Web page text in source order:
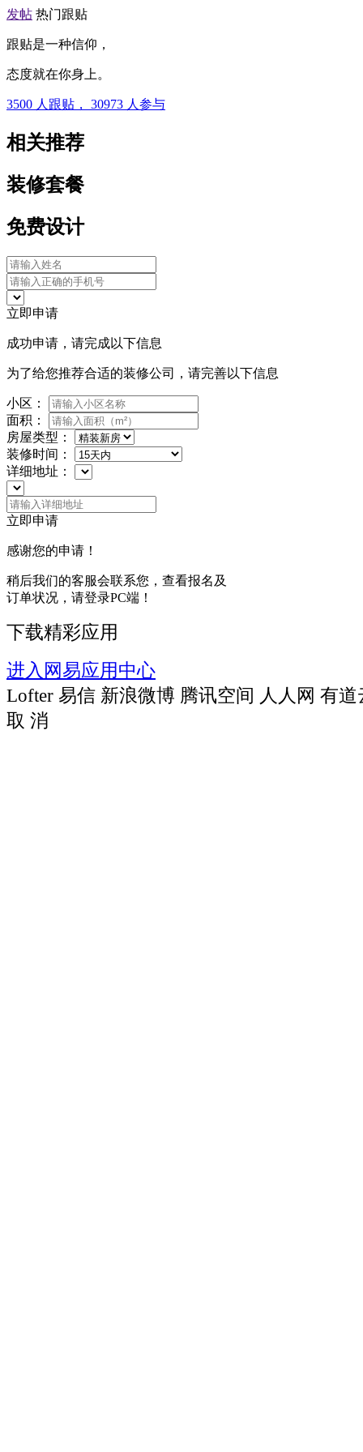
发帖 热门跟贴
跟贴是一种信仰，
态度就在你身上。
3500 人跟贴， 30973 人参与
相关推荐
装修套餐
免费设计
立即申请
成功申请，请完成以下信息
为了给您推荐合适的装修公司，请完善以下信息
小区：
面积：
房屋类型：
装修时间：
详细地址：
立即申请
感谢您的申请！
稍后我们的客服会联系您，查看报名及
订单状况，请登录PC端！
下载精彩应用
进入网易应用中心
Lofter 易信 新浪微博 腾讯空间 人人网 有道
取 消